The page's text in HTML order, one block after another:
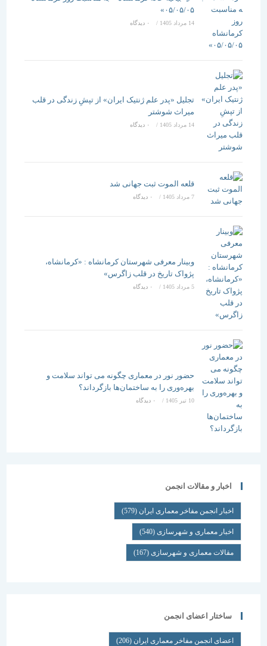
۰۵/۰۵/۰۵»
/ ۰ دیدگاه
تجلیل «پدر علم ژنتیک ایران» از تپشِ زندگی در قلب
میراث شوشتر
14 مرداد 1405 / ۰ دیدگاه
قلعه الموت ثبت جهانی شد
/ ۰ دیدگاه
وبینار معرفی شهرستان کرمانشاه : «کرمانشاه،
پژواک تاریخ در قلب زاگرس»
5 مرداد 1405 / ۰ دیدگاه
حضور نور در معماری چگونه می تواند سلامت و
بهره‌وری را به ساختمان‌ها بازگرداند؟
/ ۰ دیدگاه
اخبار و مقالات انجمن
اخبار انجمن مفاخر معماری ایران (579)
اخبار معماری و شهرسازی(540)
مقالات معماری و شهرسازی(167)
ساختار اعضای انجمن
اعضای انجمن مفاخر معماری ایران (206)